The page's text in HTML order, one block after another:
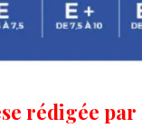
rédigée par